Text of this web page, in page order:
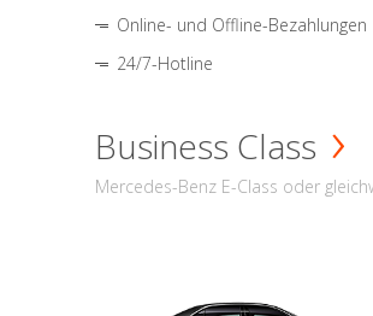
Online- und Offline-Bezahlungen
24/7-Hotline
Business Class
Mercedes-Benz E-Class oder